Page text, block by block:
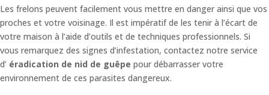
Les frelons peuvent facilement vous mettre en danger ainsi que vos
proches et votre voisinage. Il est impératif de les tenir à l’écart de
votre maison à l’aide d’outils et de techniques professionnels. Si
vous remarquez des signes d’infestation, contactez notre service
d’ éradication de nid de guêpe pour débarrasser votre
environnement de ces parasites dangereux.